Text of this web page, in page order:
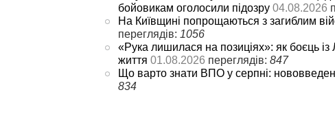
бойовикам оголосили підозру 04.08.2026
На Київщині попрощаються з загиблим
переглядів: 1056
«Рука лишилася на позиціях»: як боєць із
життя 01.08.2026 переглядів: 847
Що варто знати ВПО у серпні:
834